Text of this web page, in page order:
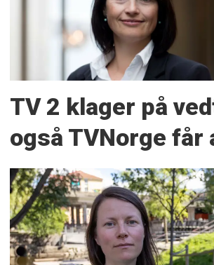
TV 2 klager på
også TVNorge får